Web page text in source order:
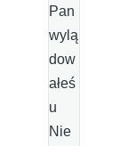
Pan
wylą
dow
ałeś
u
Nie